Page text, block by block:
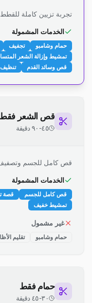
تجربة تزيين كاملة
الخدمات المشمولة
حمام وشامبو تجفيف
تمشيط وإزالة الشعر
قص وسائد القدم
تنظيف
قص الشعر فقط
٤٥-٩٠ دقيقة
قص كامل للجسم وتصفيف
الخدمات المشمولة
قص كامل للجسم قصة
تمشيط خفيف
غير مشمول
حمام وشامبو تقليم
حمام فقط
٣٠-٤٥ دقيقة